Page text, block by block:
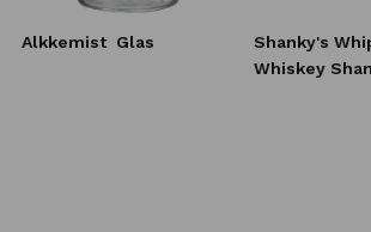
Alkkemist Glas Shanky's
Whiskey